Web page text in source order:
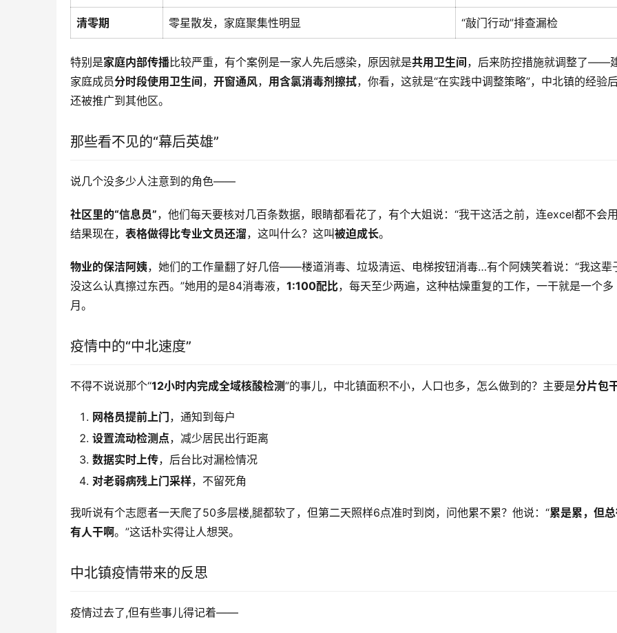
清零期 零星散发，家庭聚集性明显 “敲门行动”排查漏检
特别是家庭内部传播比较严重，有个案例是一家人先后感染，原因就是共用卫生间 ，后来防控措施就调整了——
家庭成员分时段使用卫生间 ， 开窗通风， 用含氯消毒剂擦拭，你看，这就是“在实践中调整策略”，中北镇的经验
还被推广到其他区。
那些看不见的“幕后英雄”
说几个没多少人注意到的角色——
社区里的“信息员”，他们每天要核对几百条数据，眼睛都看花了，有个大姐说：“我干这活之前，连excel都不会
结果现在， 表格做得比专业文员还溜，这叫什么？这叫被迫成长。
物业的保洁阿姨，她们的工作量翻了好几倍——楼道消毒、垃圾清运、电梯按钮消毒…有个阿姨笑着说：“我这辈
没这么认真擦过东西。”她用的是84消毒液， 1:100配比，每天至少两遍，这种枯燥重复的工作，一干就是一个多
月。
疫情中的“中北速度”
不得不说说那个“12小时内完成全域核酸检测”的事儿，中北镇面积不小，人口也多，怎么做到的？主要是分片包
网格员提前上门 ，通知到每户
设置流动检测点，减少居民出行距离
数据实时上传，后台比对漏检情况
对老弱病残上门采样，不留死角
我听说有个志愿者一天爬了50多层楼,腿都软了，但第二天照样6点准时到岗，问他累不累？他说：“累是累，但
有人干啊。”这话朴实得让人想哭。
中北镇疫情带来的反思
疫情过去了,但有些事儿得记着——